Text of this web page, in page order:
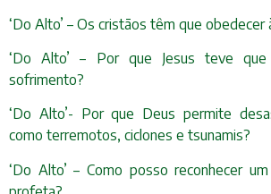
‘Do Alto’ – Os cristãos têm que obedecer
‘Do Alto’ – Por que Jesus teve
sofrimento?
‘Do Alto’- Por que Deus permite
como terremotos, ciclones e tsunamis?
‘Do Alto’ – Como posso reconhecer